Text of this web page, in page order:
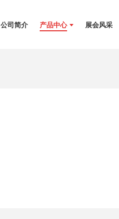
公司简介 产品中心 展会风采